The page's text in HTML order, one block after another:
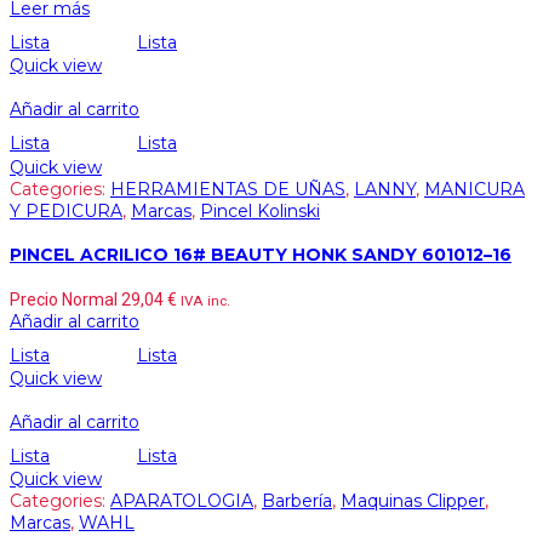
Leer más
Lista
Lista
Quick view
Añadir al carrito
Lista
Lista
Quick view
Categories: HERRAMIENTAS DE UÑAS, LANNY, MANICURA
Y PEDICURA, Marcas, Pincel Kolinski
PINCEL ACRILICO 16# BEAUTY HONK SANDY 601012–16
Precio Normal 29,04€ IVA inc.
Añadir al carrito
Lista
Lista
Quick view
Añadir al carrito
Lista
Lista
Quick view
Categories: APARATOLOGIA, Barbería, Maquinas Clipper,
Marcas, WAHL